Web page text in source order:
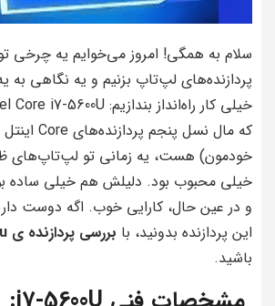
سلام به همگی! امروز می‌خوایم یه چرخی
پردازنده‌های لپ‌تاپ بزنیم و یه نگاهی به
خودمون) هست، یه زمانی تو لپ‌تاپ‌های
خیلی محبوب بود. دلیلش هم خیلی ساده
و در عین حال، کارایی خوب. اگه دوست
این پردازنده بدونید، با بررسی پردازنده ی i7 5600u
باشید.